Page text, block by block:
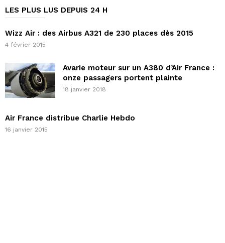
LES PLUS LUS DEPUIS 24 H
Wizz Air : des Airbus A321 de 230 places dès 2015
4 février 2015
Avarie moteur sur un A380 d’Air France :
onze passagers portent plainte
18 janvier 2018
Air France distribue Charlie Hebdo
16 janvier 2015